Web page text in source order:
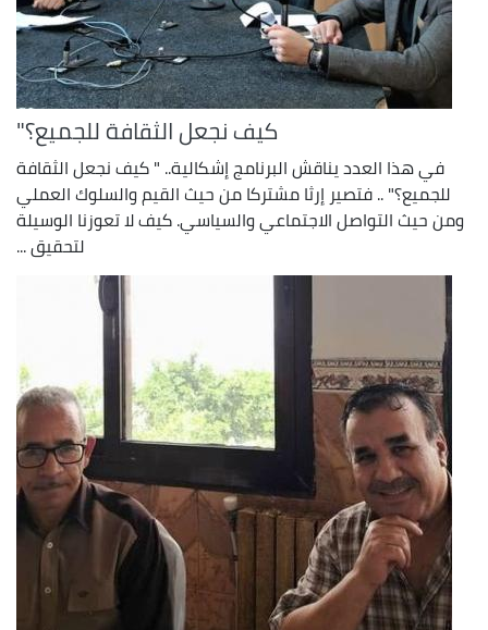
كيف نجعل الثقافة للجميع؟"
في هذا العدد يناقش البرنامج إشكالية.. " كيف نجعل الثقافة
للجميع؟" .. فتصير إرثا مشتركا من حيث القيم والسلوك العملي
ومن حيث التواصل الاجتماعي والسياسي. كيف لا تعوزنا الوسيلة
لتحقيق ...